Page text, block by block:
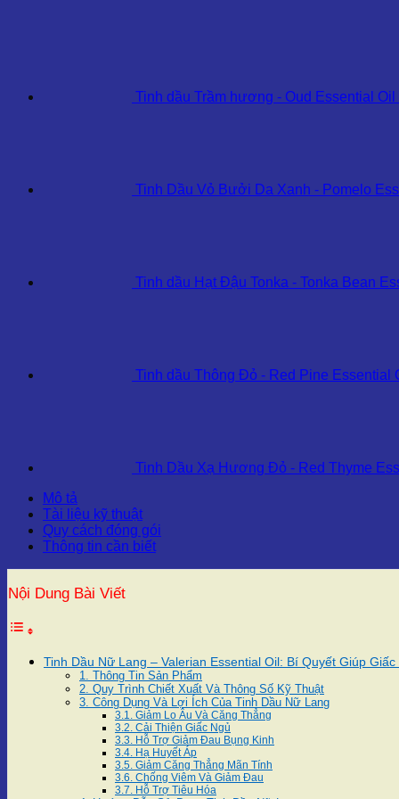
Tinh dầu Trầm hương - Oud Essential Oil
Tinh Dầu Vỏ Bưởi Da Xanh - Pomelo
Tinh dầu Hạt Đậu Tonka - Tonka Bean
Tinh dầu Thông Đỏ - Red Pine Essential
Tinh Dầu Xạ Hương Đỏ - Red Thyme
Mô tả
Tài liệu kỹ thuật
Quy cách đóng gói
Thông tin cần biết
Nội Dung Bài Viết
Tinh Dầu Nữ Lang – Valerian Essential Oil: Bí Quyết Giúp
1. Thông Tin Sản Phẩm
2. Quy Trình Chiết Xuất Và Thông Số Kỹ Thuật
3. Công Dụng Và Lợi Ích Của Tinh Dầu Nữ Lang
3.1. Giảm Lo Âu Và Căng Thẳng
3.2. Cải Thiện Giấc Ngủ
3.3. Hỗ Trợ Giảm Đau Bụng Kinh
3.4. Hạ Huyết Áp
3.5. Giảm Căng Thẳng Mãn Tính
3.6. Chống Viêm Và Giảm Đau
3.7. Hỗ Trợ Tiêu Hóa